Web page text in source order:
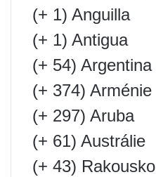
(+ 1) Anguilla
(+ 1) Antigua
(+ 54) Argentina
(+ 374) Arménie
(+ 297) Aruba
(+ 61) Austrálie
(+ 43) Rakousko